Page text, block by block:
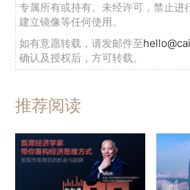
专属所有或持有。未经许可，禁止进
建立镜像等任何使用。
如有意愿转载，请发邮件至
确认及授权后，方可转载。
推荐阅读